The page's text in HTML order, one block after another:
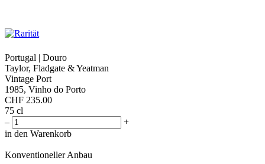
Portugal | Douro
Taylor, Fladgate & Yeatman
Vintage Port
1985, Vinho do Porto
CHF 235.00
75 cl
–
+
in den Warenkorb
Konventioneller Anbau